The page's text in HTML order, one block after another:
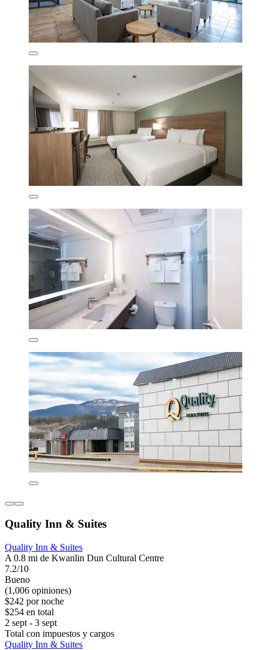
Quality Inn & Suites
Quality Inn & Suites
A 0.8 mi de Kwanlin Dun Cultural Centre
7.2/10
Bueno
(1,006 opiniones)
$242 por noche
$254 en total
2 sept - 3 sept
Total con impuestos y cargos
Quality Inn & Suites